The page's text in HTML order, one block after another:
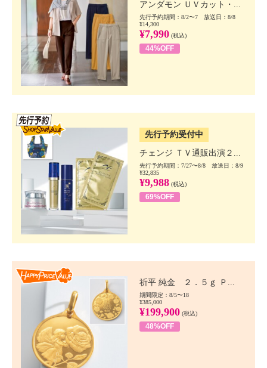
アンダモン ＵＶカット・...
先行予約期間：8/2〜7 放送日：8/8
¥14,300
¥7,990 (税込)
44%OFF
先行予約受付中
チェンジ ＴＶ通販出演２...
先行予約期間：7/27〜8/8 放送日：8/9
¥32,835
¥9,988 (税込)
69%OFF
祈平 純金 ２．５ｇ Ｐ...
期間限定：8/5〜18
¥385,000
¥199,900 (税込)
48%OFF